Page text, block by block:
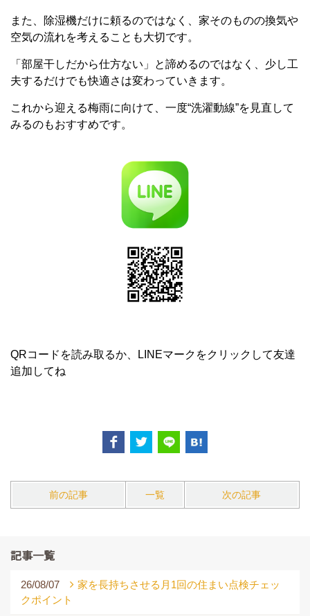
また、除湿機だけに頼るのではなく、家そのものの換気や
空気の流れを考えることも大切です。
「部屋干しだから仕方ない」と諦めるのではなく、少し工
夫するだけでも快適さは変わっていきます。
これから迎える梅雨に向けて、一度“洗濯動線”を見直して
みるのもおすすめです。
QRコードを読み取るか、LINEマークをクリックして友達
追加してね
前の記事 一覧 次の記事
記事一覧
26/08/07
家を長持ちさせる月1回の住まい点検チェッ
クポイント